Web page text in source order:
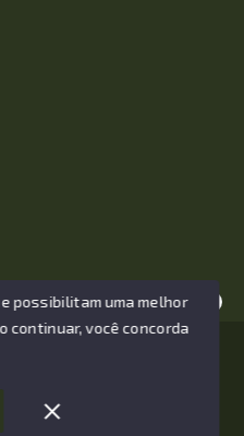
juntos nessa jornada
Corretor de Imóveis -
possibilitam uma melhor
continuar, você concorda